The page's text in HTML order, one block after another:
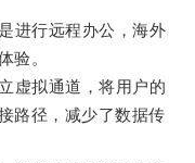
行远程办公，海外
验。
拟通道，将用户的
路径，减少了数据传